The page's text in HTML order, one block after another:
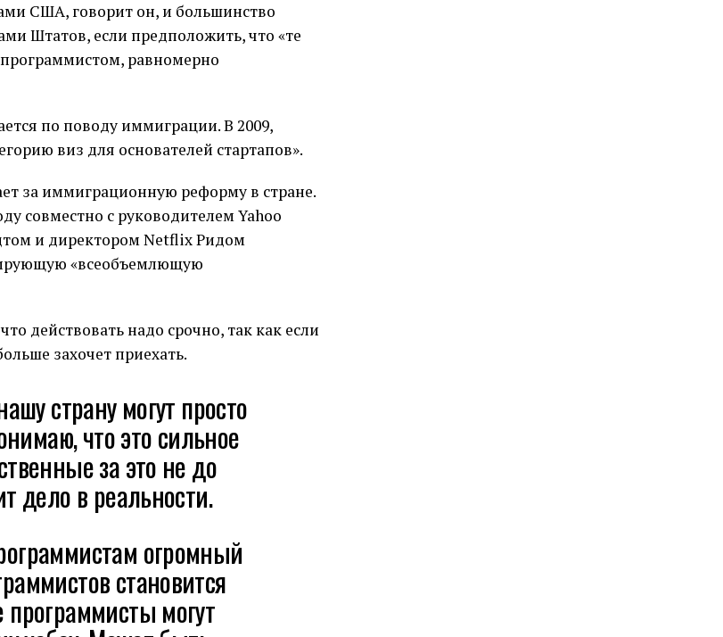
США, говорит он, и большинство
Штатов, если предположить, что «те
равномерно
по поводу иммиграции. В 2009,
виз для основателей стартапов».
за иммиграционную реформу в стране.
совместно с руководителем Yahoo
и директором Netflix Ридом
«всеобъемлющую
действовать надо срочно, так как если
захочет приехать.
страну могут просто
что это сильное
за это не до
дело в реальности.
огромный
становится
могут